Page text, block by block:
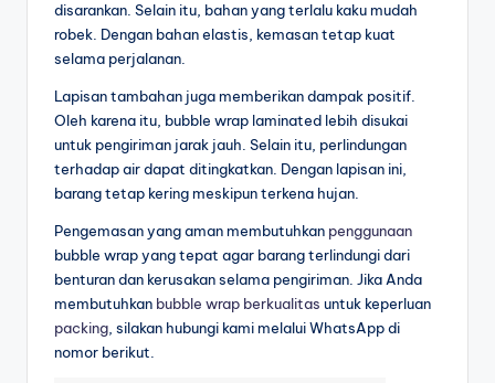
disarankan. Selain itu, bahan yang terlalu kaku mudah
robek. Dengan bahan elastis, kemasan tetap kuat
selama perjalanan.
Lapisan tambahan juga memberikan dampak positif.
Oleh karena itu, bubble wrap laminated lebih disukai
untuk pengiriman jarak jauh. Selain itu, perlindungan
terhadap air dapat ditingkatkan. Dengan lapisan ini,
barang tetap kering meskipun terkena hujan.
Pengemasan yang aman membutuhkan penggunaan
bubble wrap yang tepat agar barang terlindungi dari
benturan dan kerusakan selama pengiriman. Jika Anda
membutuhkan bubble wrap berkualitas untuk keperluan
packing , silakan hubungi kami melalui WhatsApp di
nomor berikut.